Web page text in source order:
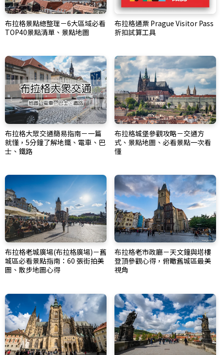
布拉格景點總整理－6大區域必看
TOP40景點清單、景點地圖
布拉格通票 Prague Visitor Pass
折扣試算工具
布拉格大眾交通簡易指南－一篇
就懂，5分鐘了解地鐵、電車、巴
士、鐵路
布拉格城堡參觀攻略－交通方
式、景點地圖、必看景點一次看
懂
布拉格老城廣場(布拉格廣場)－舊
城區必看景點指南：60 張街拍美
圖、散步地圖心得
布拉格老市政廳－天文鐘與塔樓
登頂參觀心得，俯瞰舊城區最美
視角